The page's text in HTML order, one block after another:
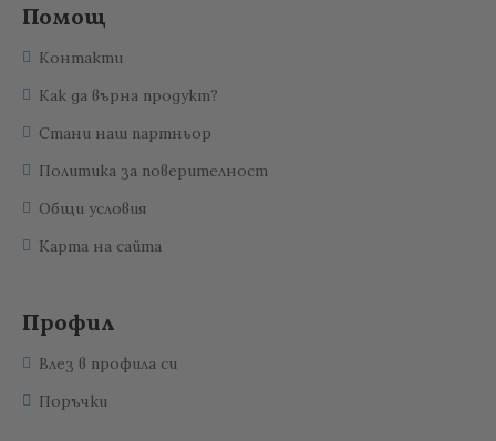
Помощ
Контакти
Как да върна продукт?
Стани наш партньор
Политика за поверителност
Общи условия
Карта на сайта
Профил
Влез в профила си
Поръчки